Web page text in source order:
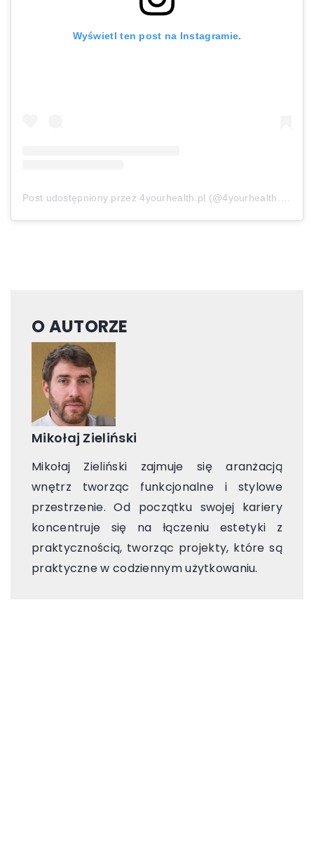
Wyświetl ten post na Instagramie.
O AUTORZE
Mikołaj Zieliński
Mikołaj Zieliński zajmuje się aranżacją
wnętrz tworząc funkcjonalne i stylowe
przestrzenie. Od początku swojej kariery
koncentruje się na łączeniu estetyki z
praktycznością, tworząc projekty, które są
praktyczne w codziennym użytkowaniu.